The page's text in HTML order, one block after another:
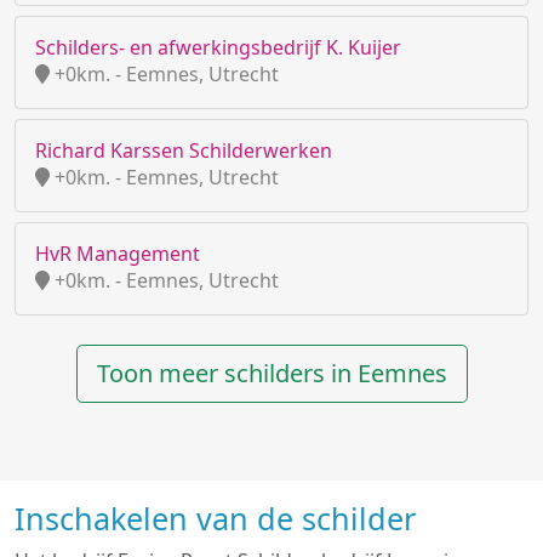
Schilders- en afwerkingsbedrijf K. Kuijer
+0km. - Eemnes, Utrecht
Richard Karssen Schilderwerken
+0km. - Eemnes, Utrecht
HvR Management
+0km. - Eemnes, Utrecht
Toon meer schilders in Eemnes
Inschakelen van de schilder